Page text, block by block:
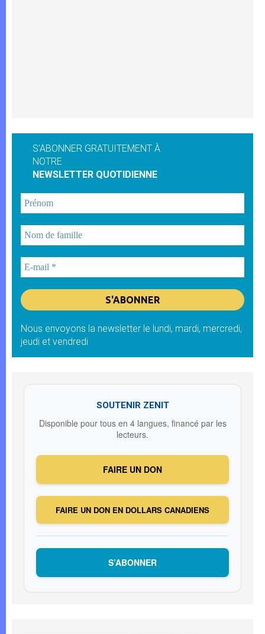
S'ABONNER GRATUITEMENT À
NOTRE
NEWSLETTER QUOTIDIENNE
Nous envoyons la newsletter le lundi, mardi, mercredi,
jeudi et vendredi
SOUTENIR ZENIT
Disponible pour tous en 4 langues, financé par les
lecteurs.
FAIRE UN DON
FAIRE UN DON EN DOLLARS CANADIENS
S’ABONNER